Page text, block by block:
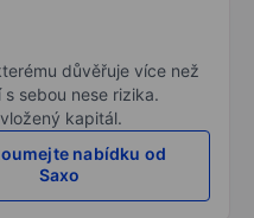
důvěřuje více než
sebou nese rizika.
kapitál.
nabídku od
Saxo